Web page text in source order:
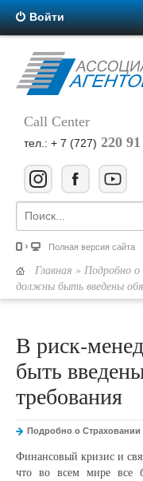
Войти
Call Center
тел.: + 7 (727) 220 91
Полная версия сайта
Главная » Подробно о
должны быть введены
В риск-
быть
требования
Подробно о Страховании
Финансовый кризис и
что во всем мире все